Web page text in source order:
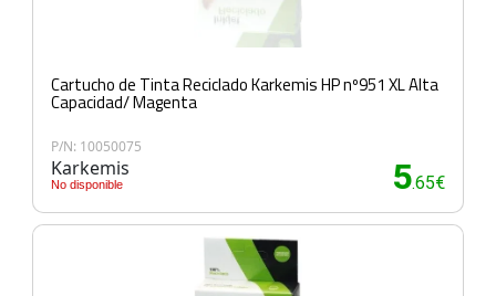
Cartucho de Tinta Reciclado Karkemis HP nº951 XL Alta
Capacidad/ Magenta
P/N: 10050075
Karkemis
No disponible 5.65€